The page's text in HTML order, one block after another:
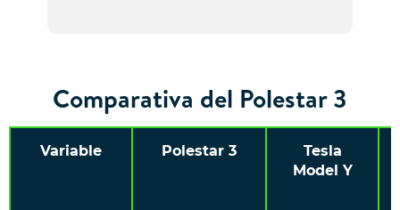
Comparativa del Polestar 3
Variable Polestar 3
Tesla
Model Y